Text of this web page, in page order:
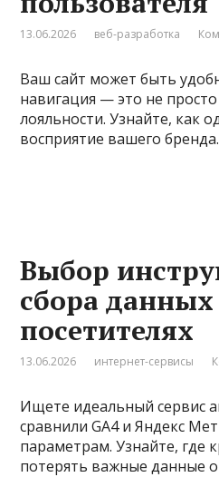
13.06.2026 веб-разработка
Ваш сайт может быть
навигация — это не
лояльности. Узнайте, как
восприятие вашего бренда.
Выбор
сбора данных
посетителях
13.06.2026 интернет-сервисы
Ищете идеальный сервис
сравнили GA4 и Яндекс
параметрам. Узнайте, где
потерять важные данные о